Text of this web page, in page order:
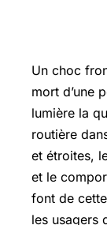
Un choc
mort d’une
lumière la
routière
et étroites,
et le
font de
les usagers